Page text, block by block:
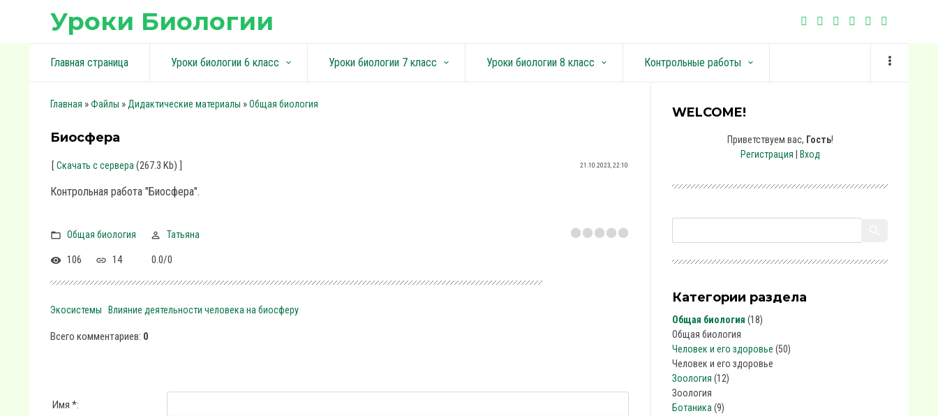
Уроки Биологии
Главная страница Уроки биологии 6 класс keyboard_arrow_down Уроки биологии 7 класс keyboard_arrow_down Уроки биологии 8 класс keyboard_arrow_down Контрольные работы keyboard_arrow_down
Главная »Файлы » Дидактические материалы »Общая биология
Биосфера
[Скачать с сервера (267.3 Kb) ] 21.10.2023, 22:10
Контрольная работа "Биосфера".
Общая биология Татьяна
106 14 0.0/0
Экосистемы Влияние деятельности человека на биосферу
Всего комментариев: 0
Имя *:
WELCOME!
Приветствуем вас, Гость!
Регистрация
Вход
Категории раздела
Общая биология (18)
Общая биология
Человек и его здоровье (50)
Человек и его здоровье
Зоология (12)
Зоология
Ботаника (9)